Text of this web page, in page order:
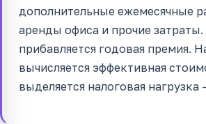
дополнительные ежемесячные
аренды офиса и прочие
прибавляется годовая премия.
вычисляется эффективная
выделяется налоговая